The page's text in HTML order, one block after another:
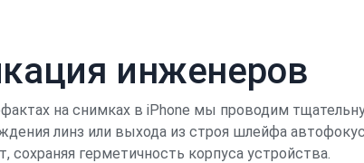
инженеров
на снимках в iPhone мы проводим
линз или выхода из строя шлейфа
герметичность корпуса устройства.